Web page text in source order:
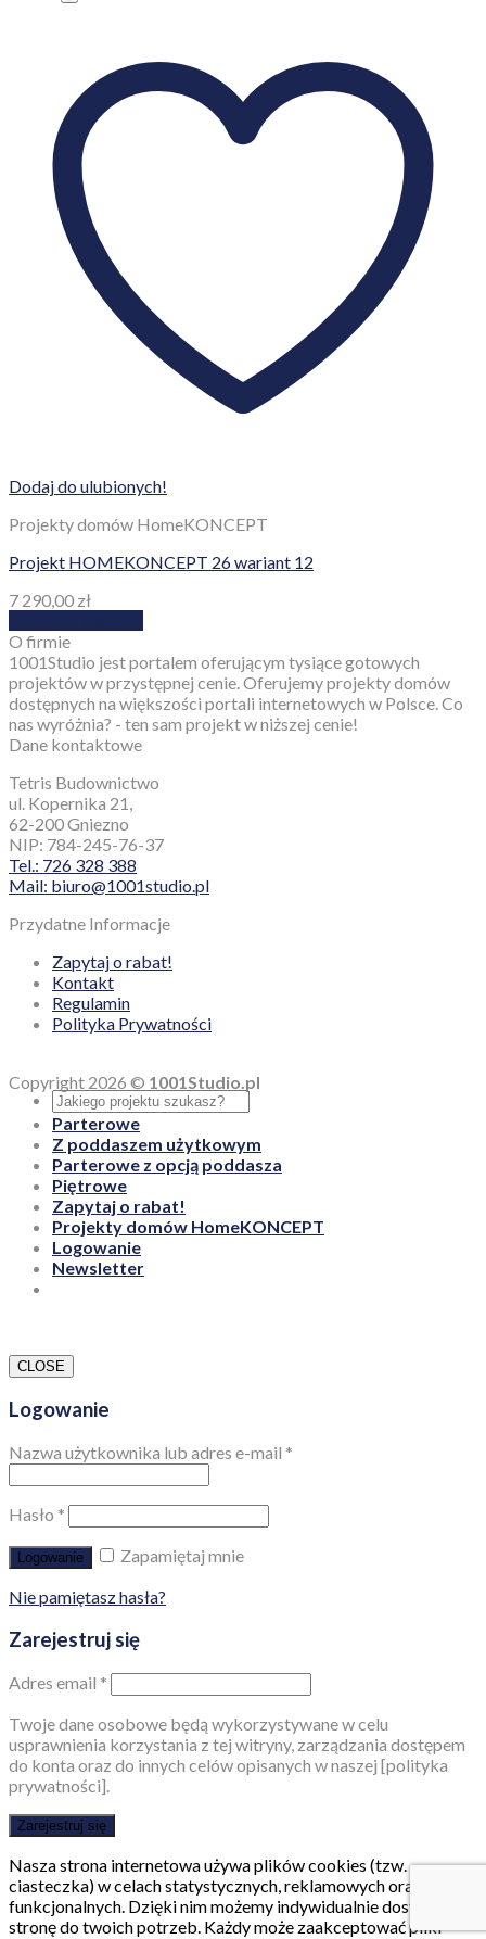
Dodaj do ulubionych!
Projekty domów HomeKONCEPT
Projekt HOMEKONCEPT 26 wariant 12
7 290,00 zł
O firmie
1001Studio jest portalem oferującym tysiące gotowych
projektów w przystępnej cenie. Oferujemy projekty domów
dostępnych na większości portali internetowych w Polsce. Co
nas wyróżnia? - ten sam projekt w niższej cenie!
Dane kontaktowe
Tetris Budownictwo
ul. Kopernika 21,
62-200 Gniezno
NIP: 784-245-76-37
Tel.: 726 328 388
Mail: biuro@1001studio.pl
Przydatne Informacje
Zapytaj o rabat!
Kontakt
Regulamin
Polityka Prywatności
Copyright 2026 © 1001Studio.pl
Parterowe
Z poddaszem użytkowym
Parterowe z opcją poddasza
Piętrowe
Zapytaj o rabat!
Projekty domów HomeKONCEPT
Logowanie
Newsletter
CLOSE
Logowanie
Nazwa użytkownika lub adres e-mail *
Hasło *
Logowanie
Zapamiętaj mnie
Nie pamiętasz hasła?
Zarejestruj się
Adres email *
Twoje dane osobowe będą wykorzystywane w celu
usprawnienia korzystania z tej witryny, zarządzania dostępem
do konta oraz do innych celów opisanych w naszej [polityka
prywatności].
Zarejestruj się
Nasza strona internetowa używa plików cookies (tzw.
ciasteczka) w celach statystycznych, reklamowych oraz
funkcjonalnych. Dzięki nim możemy indywidualnie dostosować
stronę do twoich potrzeb. Każdy może zaakceptować pliki